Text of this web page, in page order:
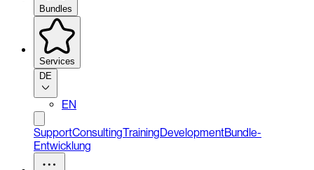
Bundles
Services
DE
EN
SupportConsultingTrainingDevelopmentBundle-
Entwicklung